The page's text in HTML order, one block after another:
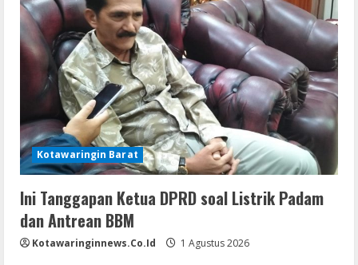
Kotawaringin Barat
Ini Tanggapan Ketua DPRD soal Listrik Padam
dan Antrean BBM
Kotawaringinnews.co.id 1 Agustus 2026